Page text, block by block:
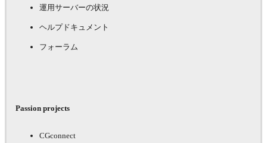
運用サーバーの状況
ヘルプドキュメント
フォーラム
Passion projects
CGconnect